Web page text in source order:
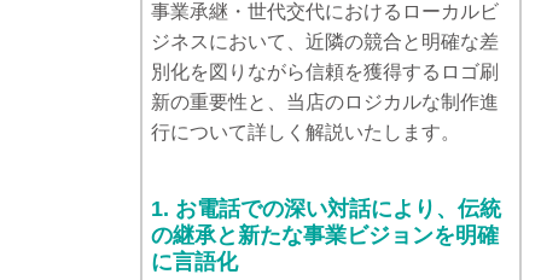
事業承継・世代交代におけるローカルビ
ジネスにおいて、近隣の競合と明確な差
別化を図りながら信頼を獲得するロゴ刷
新の重要性と、当店のロジカルな制作進
行について詳しく解説いたします。
1. お電話での深い対話により、伝統
の継承と新たな事業ビジョンを明確
に言語化